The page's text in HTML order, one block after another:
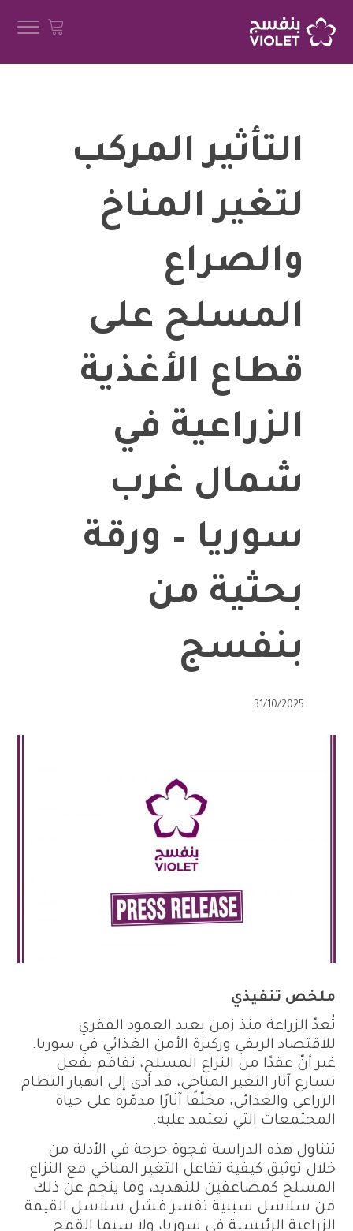
التأثير المركب
لتغير المناخ
والصراع
المسلح على
قطاع الأغذية
الزراعية في
شمال غرب
سوريا – ورقة
بحثية من
بنفسج
31/10/2025
ملخص تنفيذي
تُعدّ الزراعة منذ زمن بعيد العمود الفقري
للاقتصاد الريفي وركيزة الأمن الغذائي في سوريا.
غير أنّ عقدًا من النزاع المسلح، تفاقم بفعل
تسارع آثار التغير المناخي، قد أدى إلى انهيار النظام
الزراعي والغذائي، مخلّفًا آثارًا مدمّرة على حياة
المجتمعات التي تعتمد عليه.
تتناول هذه الدراسة فجوة حرجة في الأدلة من
خلال توثيق كيفية تفاعل التغير المناخي مع النزاع
المسلح كمضاعفين للتهديد، وما ينجم عن ذلك
من سلاسل سببية تفسر فشل سلاسل القيمة
الزراعية الرئيسية في سوريا، ولا سيما القمح